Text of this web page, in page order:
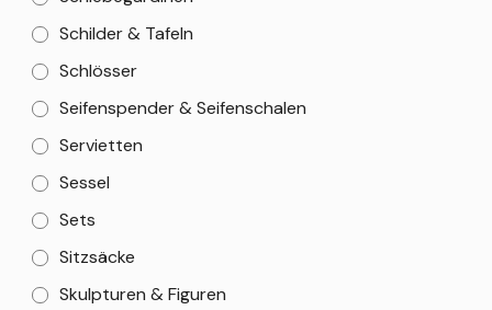
Schilder & Tafeln
Schlösser
Seifenspender & Seifenschalen
Servietten
Sessel
Sets
Sitzsäcke
Skulpturen & Figuren